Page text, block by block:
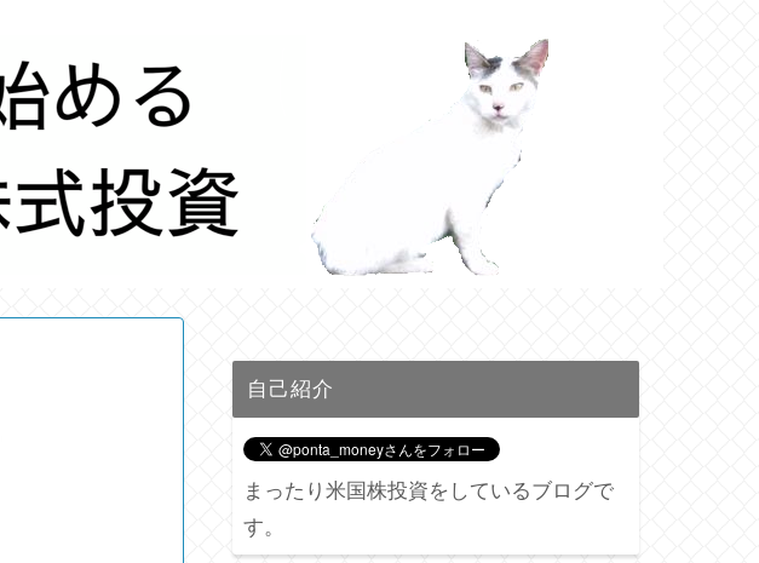
自己紹介
まったり米国株投資をしているブログで
す。